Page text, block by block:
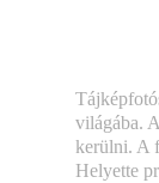
világába.
kerülni. A
Helyette